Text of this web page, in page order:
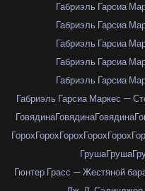
Габриэль Гарсиа
Габриэль Гарсиа
Габриэль Гарсиа
Габриэль Гарсиа
Габриэль Гарсиа
Габриэль Гарсиа Маркес —
ГовядинаГовядинаГовядина
ГорохГорохГорохГорохГорох
ГрушаГруша
Гюнтер Грасс — Жестяной